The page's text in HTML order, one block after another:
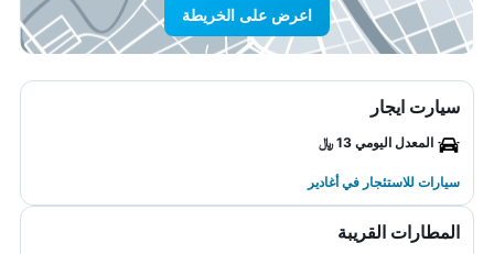
اعرض على الخريطة
سيارت ايجار
المعدل اليومي 13 ﷼
سيارات للاستئجار في أغادير
المطارات القريبة